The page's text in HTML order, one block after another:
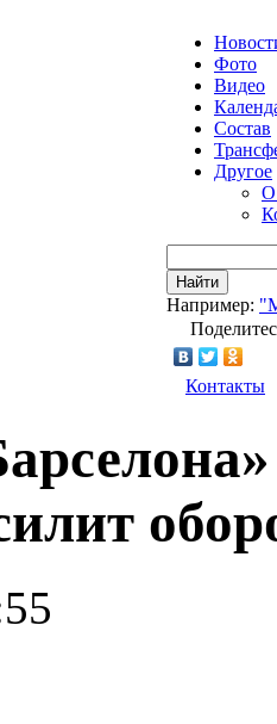
Фото
Видео
Состав
Другое
О
Найти
Например:
Контакты